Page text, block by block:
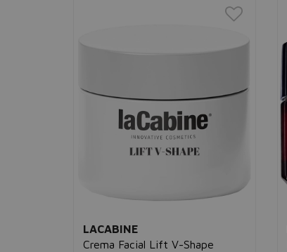
LACABINE
Crema Facial Lift V-Shape